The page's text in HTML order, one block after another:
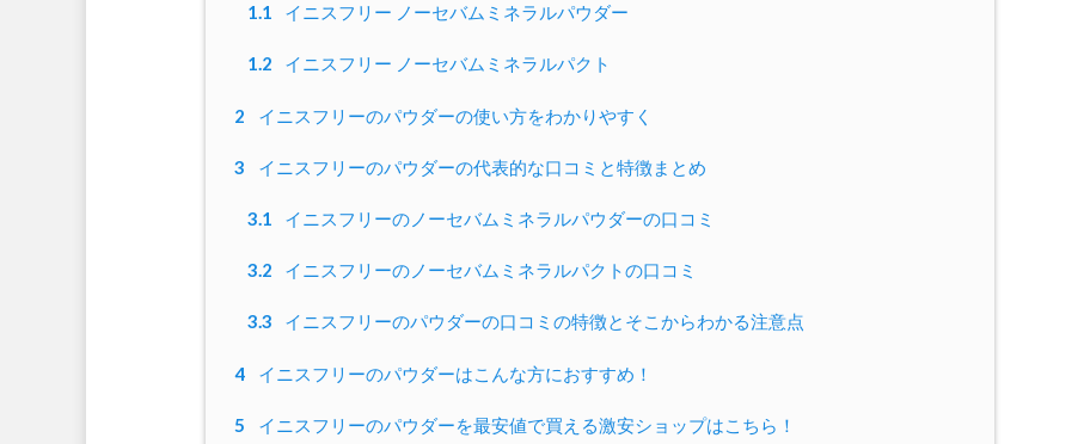
1.1 イニスフリー ノーセバムミネラルパウダー
1.2 イニスフリー ノーセバムミネラルパクト
2 イニスフリーのパウダーの使い方をわかりやすく
3 イニスフリーのパウダーの代表的な口コミと特徴まとめ
3.1 イニスフリーのノーセバムミネラルパウダーの口コミ
3.2 イニスフリーのノーセバムミネラルパクトの口コミ
3.3 イニスフリーのパウダーの口コミの特徴とそこからわかる注意点
4 イニスフリーのパウダーはこんな方におすすめ！
5 イニスフリーのパウダーを最安値で買える激安ショップはこちら！